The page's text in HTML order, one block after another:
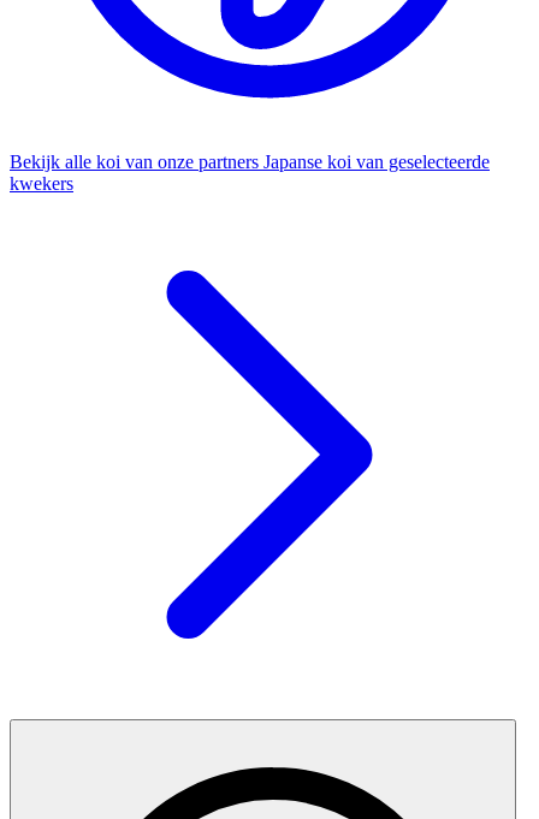
Bekijk alle koi van onze partners Japanse koi van geselecteerde
kwekers